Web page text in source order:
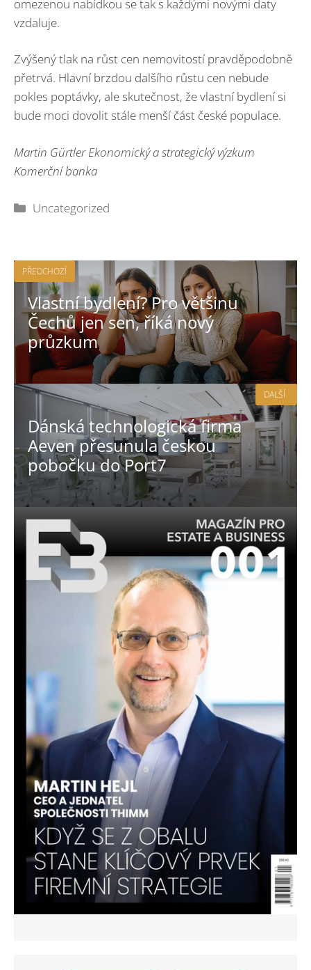
omezenou nabídkou se tak s každými novými daty
vzdaluje.
Zvýšený tlak na růst cen nemovitostí pravděpodobně
přetrvá. Hlavní brzdou dalšího růstu cen nebude
pokles poptávky, ale skutečnost, že vlastní bydlení si
bude moci dovolit stále menší část české populace.
Martin Gürtler Ekonomický a strategický výzkum
Komerční banka
Rubriky
Uncategorized
PŘEDCHOZÍ
Vlastní bydlení? Pro většinu
Čechů jen sen, říká nový
průzkum
Dánská technologická firma
Aeven přesunula českou
pobočku do Port7
DALŠÍ